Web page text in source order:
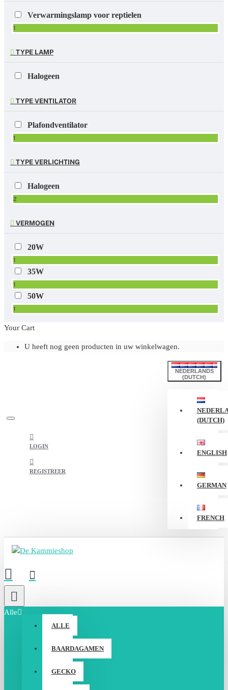
Verwarmingslamp voor reptielen
1
TYPE LAMP
Halogeen
TYPE VENTILATOR
Plafondventilator
1
TYPE VERLICHTING
Halogeen
2
VERMOGEN
20W
1
35W
1
50W
1
Your Cart
U heeft nog geen producten in uw winkelwagen.
LOGIN
REGISTREER
NEDERLANDS
(DUTCH)
(DUTCH)
ENGLISH
GERMAN
FRENCH
Alle
ALLE
BAARDAGAMEN
GECKO